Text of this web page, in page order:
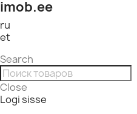
imob.ee
ru
et
Search
Close
Logi sisse